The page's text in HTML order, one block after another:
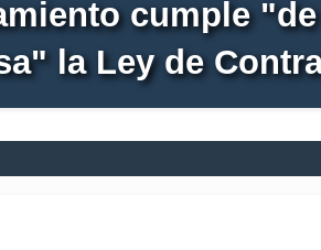
cumple
la Ley de